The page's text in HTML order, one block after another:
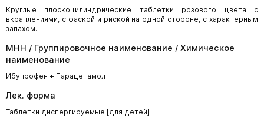
Круглые плоскоцилиндрические таблетки розового цвета с
вкраплениями, с фаской и риской на одной стороне, с характерным
запахом.
МНН / Группировочное наименование / Химическое
наименование
Ибупрофен + Парацетамол
Лек. форма
Таблетки диспергируемые [для детей]